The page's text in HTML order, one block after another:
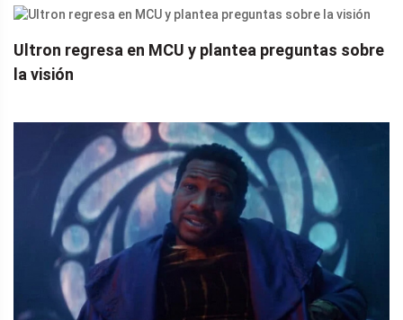
Ultron regresa en MCU y plantea preguntas sobre
la visión